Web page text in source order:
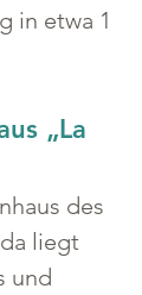
in etwa 1
„La
des
liegt
und